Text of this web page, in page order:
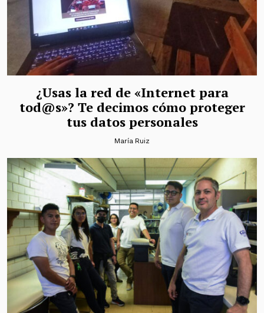
¿Usas la red de «Internet para
tod@s»? Te decimos cómo proteger
tus datos personales
María Ruiz